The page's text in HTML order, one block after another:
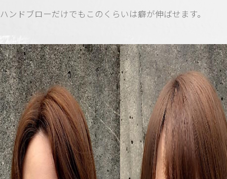
ハンドブローだけでもこのくらいは癖が伸ばせます。